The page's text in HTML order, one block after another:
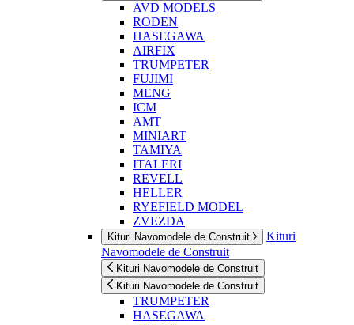
AVD MODELS
RODEN
HASEGAWA
AIRFIX
TRUMPETER
FUJIMI
MENG
ICM
AMT
MINIART
TAMIYA
ITALERI
REVELL
HELLER
RYEFIELD MODEL
ZVEZDA
Kituri Navomodele de Construit
Kituri
Navomodele de Construit
Kituri Navomodele de Construit
Kituri Navomodele de Construit
TRUMPETER
HASEGAWA